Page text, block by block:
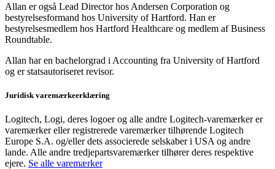
Allan er også Lead Director hos Andersen Corporation og
bestyrelsesformand hos University of Hartford. Han er
bestyrelsesmedlem hos Hartford Healthcare og medlem af Business
Roundtable.
Allan har en bachelorgrad i Accounting fra University of Hartford
og er statsautoriseret revisor.
Juridisk varemærkeerklæring
Logitech, Logi, deres logoer og alle andre Logitech-varemærker er
varemærker eller registrerede varemærker tilhørende Logitech
Europe S.A. og/eller dets associerede selskaber i USA og andre
lande. Alle andre tredjepartsvaremærker tilhører deres respektive
ejere. Se alle varemærker